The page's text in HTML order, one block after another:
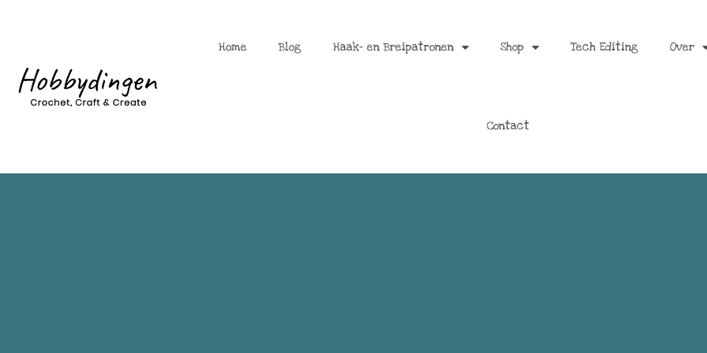
Home Blog Haak- en Breipatronen Shop Tech Editing Over
Contact